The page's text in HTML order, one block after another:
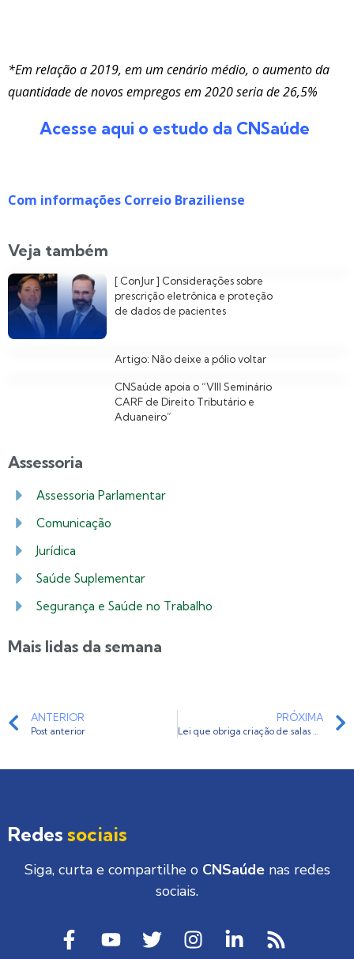
*Em relação a 2019, em um cenário médio, o aumento da
quantidade de novos empregos em 2020 seria de 26,5%
Acesse aqui o estudo da CNSaúde
Com informações Correio Braziliense
Veja também
[ ConJur ] Considerações sobre
prescrição eletrônica e proteção
de dados de pacientes
Artigo: Não deixe a pólio voltar
CNSaúde apoia o “VIII Seminário
CARF de Direito Tributário e
Aduaneiro”
Assessoria
Assessoria Parlamentar
Comunicação
Jurídica
Saúde Suplementar
Segurança e Saúde no Trabalho
Mais lidas da semana
ANTERIOR
Post anterior
PRÓXIMA
Lei que obriga criação de salas de descompressão para profissionais de enfermagem em hospitais é questionada no STF
Redes sociais
Siga, curta e compartilhe o CNSaúdenas redes
sociais.